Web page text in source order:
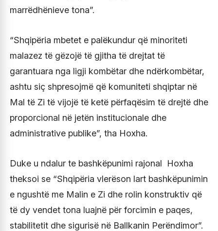
marrëdhënieve tona”.
“Shqipëria mbetet e palëkundur që minoriteti
malazez të gëzojë të gjitha të drejtat të
garantuara nga ligji kombëtar dhe ndërkombëtar,
ashtu siç shpresojmë që komuniteti shqiptar në
Mal të Zi të vijojë të ketë përfaqësim të drejtë dhe
proporcional në jetën institucionale dhe
administrative publike”, tha Hoxha.
Duke u ndalur te bashkëpunimi rajonal Hoxha
theksoi se “Shqipëria vlerëson lart bashkëpunimin
e ngushtë me Malin e Zi dhe rolin konstruktiv që
të dy vendet tona luajnë për forcimin e paqes,
stabilitetit dhe sigurisë në Ballkanin Perëndimor”.